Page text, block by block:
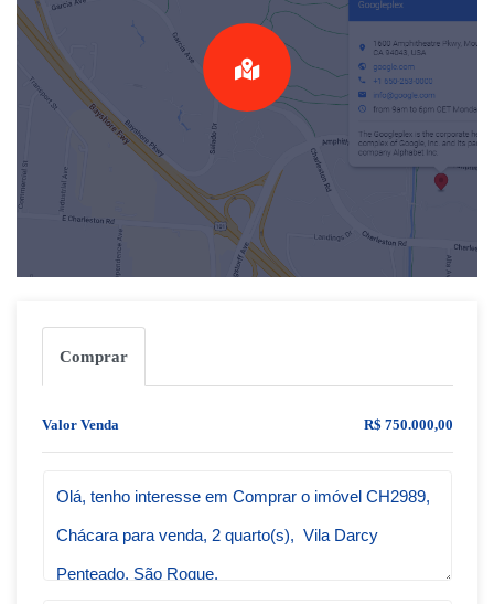
Comprar
Valor Venda R$ 750.000,00